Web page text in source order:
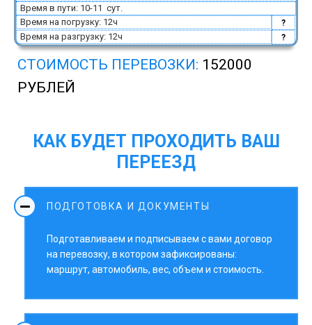
Время в пути: 10-11 сут.
Время на погрузку: 12ч
?
Время на разгрузку: 12ч ?
СТОИМОСТЬ ПЕРЕВОЗКИ: 152000
РУБЛЕЙ
КАК БУДЕТ ПРОХОДИТЬ ВАШ
ПЕРЕЕЗД
ПОДГОТОВКА И ДОКУМЕНТЫ
Подготавливаем и подписываем с вами договор
на перевозку, в котором зафиксированы:
маршрут, автомобиль, вес, объем и стоимость.